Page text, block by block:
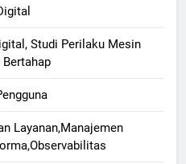
Studi Perilaku Mesin
Bertahap
Layanan,Manajemen